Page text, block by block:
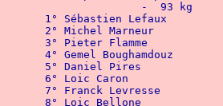
		-  93 kg